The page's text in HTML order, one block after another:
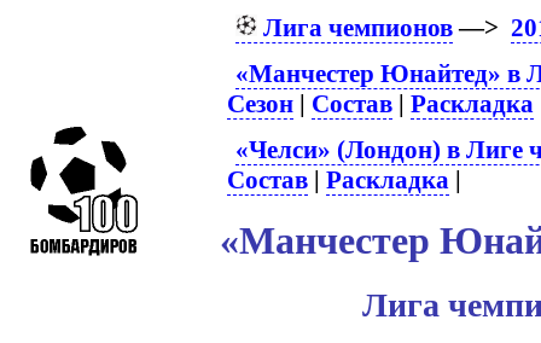
Лига чемпионов—>
«Манчестер Юнайтед» в
Сезон | Состав |Раскладка
«Челси» (Лондон) в Лиге
Состав |Раскладка |
«Манчестер
Лига